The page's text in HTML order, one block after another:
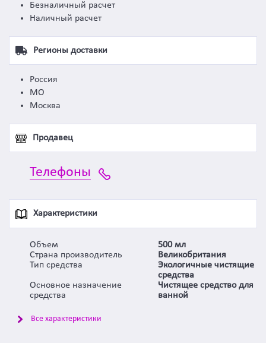
Безналичный расчет
Наличный расчет
Регионы доставки
Россия
МО
Москва
Продавец
Телефоны
Характеристики
Объем
500 мл
Страна производитель
Великобритания
Тип средства
Экологичные чистящие
средства
Основное назначение
средства
Чистящее средство для
ванной
Все характеристики